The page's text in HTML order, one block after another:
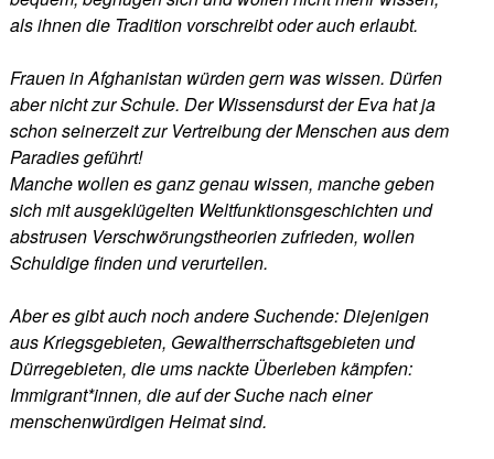
als ihnen die Tradition vorschreibt oder auch erlaubt.
Frauen in Afghanistan würden gern was wissen. Dürfen
aber nicht zur Schule. Der Wissensdurst der Eva hat ja
schon seinerzeit zur Vertreibung der Menschen aus dem
Paradies geführt!
Manche wollen es ganz genau wissen, manche geben
sich mit ausgeklügelten Weltfunktionsgeschichten und
abstrusen Verschwörungstheorien zufrieden, wollen
Schuldige finden und verurteilen.
Aber es gibt auch noch andere Suchende: Diejenigen
aus Kriegsgebieten, Gewaltherrschaftsgebieten und
Dürregebieten, die ums nackte Überleben kämpfen:
Immigrant*innen, die auf der Suche nach einer
menschenwürdigen Heimat sind.